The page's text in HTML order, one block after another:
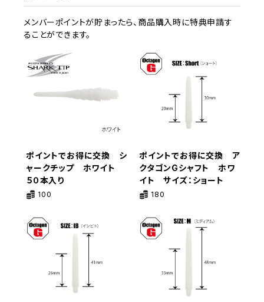
メンバーポイントが貯まったら、商品購入時に特典申請す
ることができます。
ポイントでお得に交換 シ
ャークチップ ホワイト
５０本入り
100
ポイントでお得に交換 ア
クタゴンGシャフト ホワ
イト サイズ：ショート
180